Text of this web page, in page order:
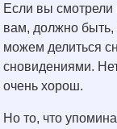
Если вы смотрели
вам, должно
можем делиться
сновидениями.
очень хорош.
Но то, что